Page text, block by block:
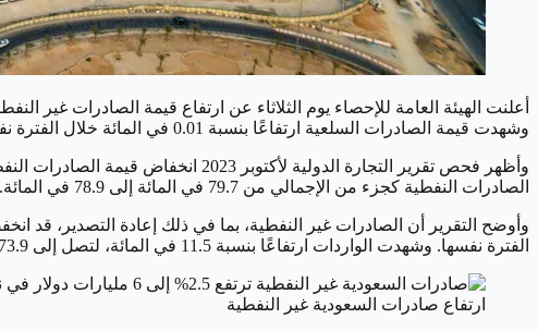
وشهدت قيمة الصادرات السلعية ارتفاعًا بنسبة 0.01 في المائة خلال الفترة نفسها.
الصادرات النفطية كجزء من الإجمالي من 79.7 في المائة إلى 78.9 في المائة.
الفترة نفسها. وشهدت الواردات ارتفاعًا بنسبة 11.5 في المائة، لتصل إلى 73.9 مليار ريال في أكتوبر 2023، مقارنة بـ66.3 مليار ريال في نفس الشهر من العام الماضي.
ارتفاع صادرات السعودية غير النفطية